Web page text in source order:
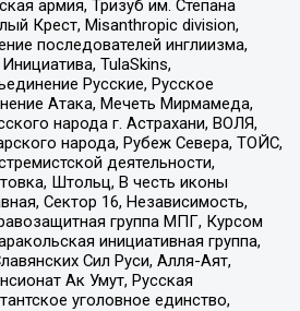
армия, Тризуб им. Степана
Крест, Misanthropic division,
последователей инглиизма,
TulaSkins,
Русские, Русское
Атака, Мечеть Мирмамеда,
народа г. Астрахани, ВОЛЯ,
народа, Рубеж Севера, ТОЙС,
деятельности,
Штольц, В честь иконы
Сектор 16, Независимость,
группа МПГ, Курсом
инициативная группа,
Сил Руси, Алля-Аят,
Ак Умут, Русская
уголовное единство,